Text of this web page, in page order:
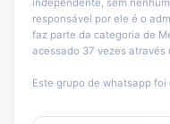
independente, sem
responsável por ele é o
faz parte da categoria de
acessado 37 vezes através
Este grupo de whatsapp